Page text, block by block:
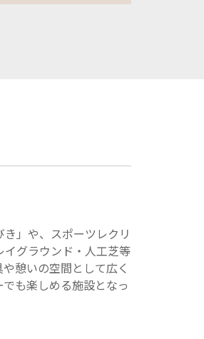
」や、スポーツレクリ
グラウンド・人工芝等
憩いの空間として広く
も楽しめる施設となっ